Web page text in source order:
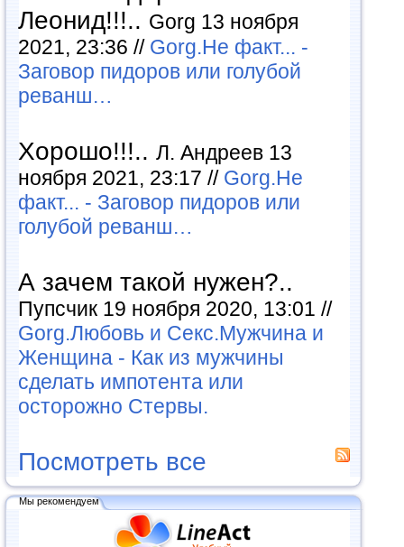
Леонид!!!.. Gorg 13 ноября
2021, 23:36 // Gorg.Не факт... -
Заговор пидоров или голубой
реванш…
Хорошо!!!.. Л. Андреев 13
ноября 2021, 23:17 // Gorg.Не
факт... - Заговор пидоров или
голубой реванш…
А зачем такой нужен?..
Пупсчик 19 ноября 2020, 13:01 //
Gorg.Любовь и Секс.Мужчина и
Женщина - Как из мужчины
сделать импотента или
осторожно Стервы.
Посмотреть все
Мы рекомендуем